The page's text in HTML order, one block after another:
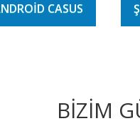
CASUS
BIZIM